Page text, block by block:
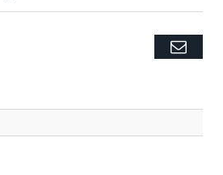
Twitter
Facebook
Google+
Pinterest
LinkedIn
Tumblr